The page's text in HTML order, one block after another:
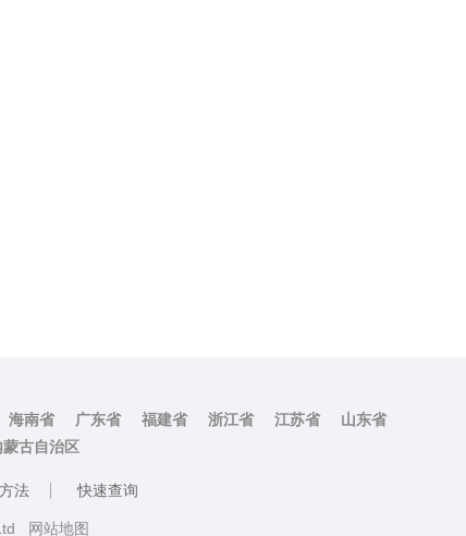
海南省 广东省 福建省 浙江省 江苏省
山东省
蒙古自治区
法 快速查询
网站地图